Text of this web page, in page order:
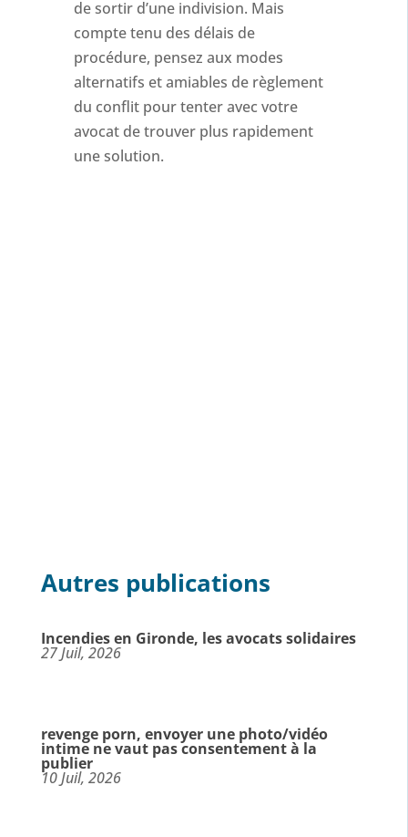
de sortir d’une indivision. Mais
compte tenu des délais de
procédure, pensez aux modes
alternatifs et amiables de règlement
du conflit pour tenter avec votre
avocat de trouver plus rapidement
une solution.
Autres publications
Incendies en Gironde, les avocats solidaires
27 Juil, 2026
revenge porn, envoyer une photo/vidéo
intime ne vaut pas consentement à la
publier
10 Juil, 2026